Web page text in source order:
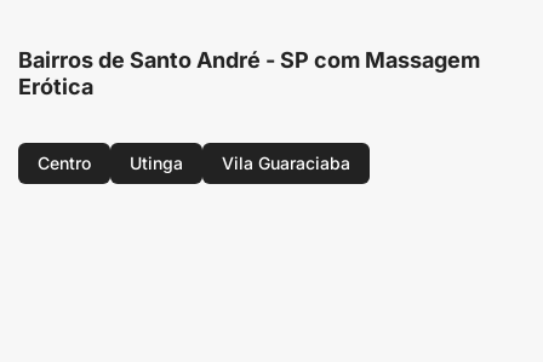
Bairros de Santo André - SP com Massagem
Erótica
Centro Utinga Vila Guaraciaba